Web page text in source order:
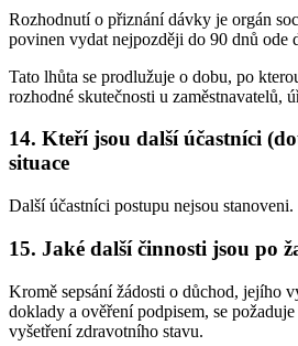
Rozhodnutí o přiznání dávky je orgán
povinen vydat nejpozději do 90 dnů ode
Tato lhůta se prodlužuje o dobu, po
rozhodné skutečnosti u zaměstnavatelů,
14. Kteří jsou další účastníci
situace
Další účastníci postupu nejsou stanoveni.
15. Jaké další činnosti jsou po
Kromě sepsání žádosti o důchod, jejího
doklady a ověření podpisem, se
vyšetření zdravotního stavu.